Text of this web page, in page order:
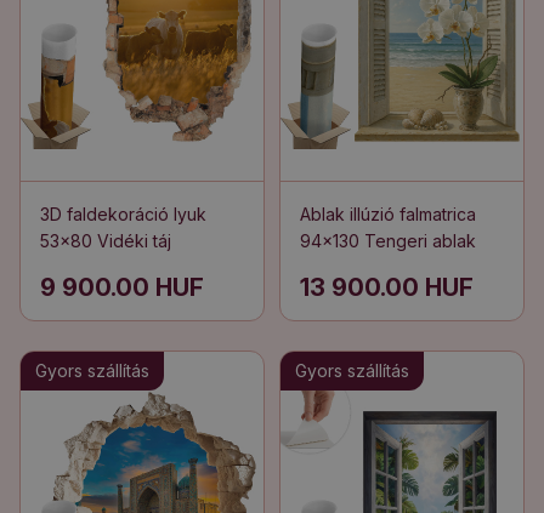
3D faldekoráció lyuk
53x80 Vidéki táj
9 900.00 HUF
Ablak illúzió falmatrica
94x130 Tengeri ablak
13 900.00 HUF
Gyors szállítás Gyors szállítás